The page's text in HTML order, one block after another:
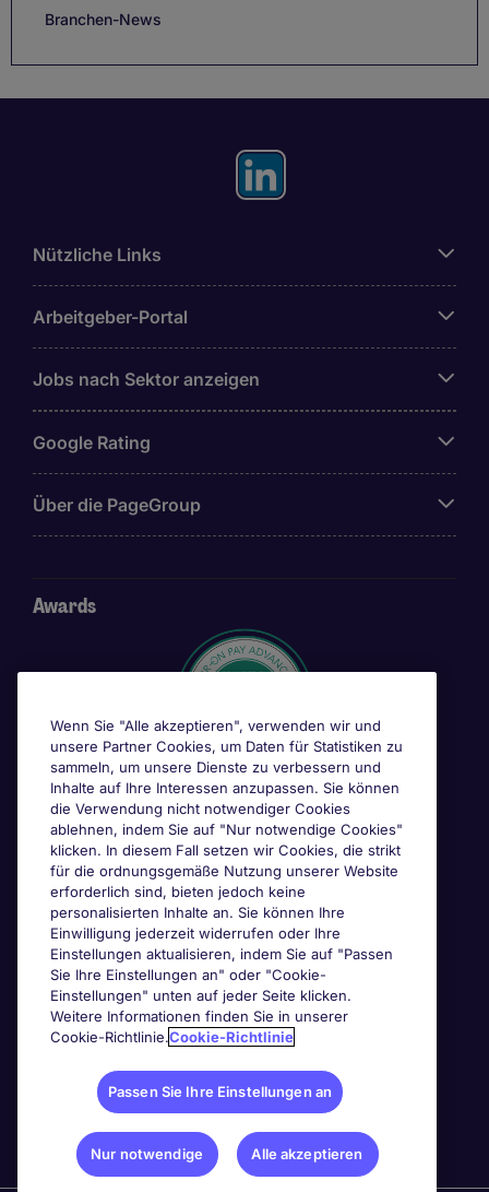
Branchen-News
Nützliche Links
Arbeitgeber-Portal
Jobs nach Sektor anzeigen
Google Rating
Über die PageGroup
Awards
Wenn Sie "Alle akzeptieren", verwenden wir und
unsere Partner Cookies, um Daten für Statistiken zu
sammeln, um unsere Dienste zu verbessern und
Inhalte auf Ihre Interessen anzupassen. Sie können
die Verwendung nicht notwendiger Cookies
ablehnen, indem Sie auf "Nur notwendige Cookies"
klicken. In diesem Fall setzen wir Cookies, die strikt
für die ordnungsgemäße Nutzung unserer Website
erforderlich sind, bieten jedoch keine
personalisierten Inhalte an. Sie können Ihre
Einwilligung jederzeit widerrufen oder Ihre
Einstellungen aktualisieren, indem Sie auf "Passen
Sie Ihre Einstellungen an" oder "Cookie-
Einstellungen" unten auf jeder Seite klicken.
Weitere Informationen finden Sie in unserer
Cookie-Richtlinie.Cookie-Richtlinie
Passen Sie Ihre Einstellungen an
Nur notwendige Alle akzeptieren